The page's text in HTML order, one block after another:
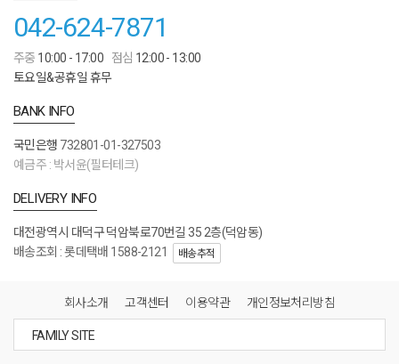
042-624-7871
주중 10:00 - 17:00 점심 12:00 - 13:00
토요일&공휴일 휴무
BANK INFO
국민은행 732801-01-327503
예금주 : 박서윤(필터테크)
DELIVERY INFO
대전광역시 대덕구 덕암북로70번길 35 2층(덕암동)
배송조회 : 롯데택배 1588-2121
배송추적
회사소개 고객센터 이용약관 개인정보처리방침